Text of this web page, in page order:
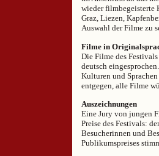
wieder filmbegeisterte
Graz, Liezen,
Auswahl der Filme zu
Filme in
Die Filme des
deutsch
Kulturen und
entgegen, alle Filme
Auszeichnungen
Eine Jury von jungen
Preise des Festivals:
Besucherinnen und
Publikumspreises